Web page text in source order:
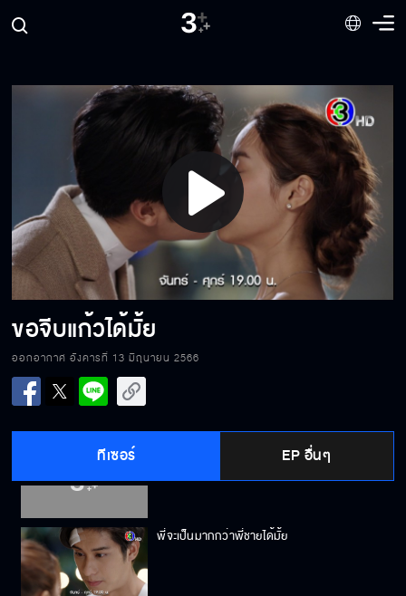
Play
Video
ขอจีบแก้วได้มั้ย
ออกอากาศ อังคารที่ 13 มิถุนายน 2566
ทีเซอร์ EP อื่นๆ
เราจะทำยังไงกันดี
ผมขอคุยด้วยหน่อย
ยารักเธอทุกเวรัง...ยังรักเธอทุกเวลา
พี่จะเป็นมากกว่าพี่ชายได้มั้ย